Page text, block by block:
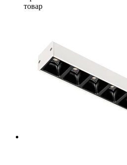
товар